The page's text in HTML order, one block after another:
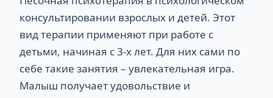
консультировании взрослых и детей. Этот
вид терапии применяют при работе с
детьми, начиная с 3-х лет. Для них сами по
себе такие занятия – увлекательная игра.
Малыш получает удовольствие и